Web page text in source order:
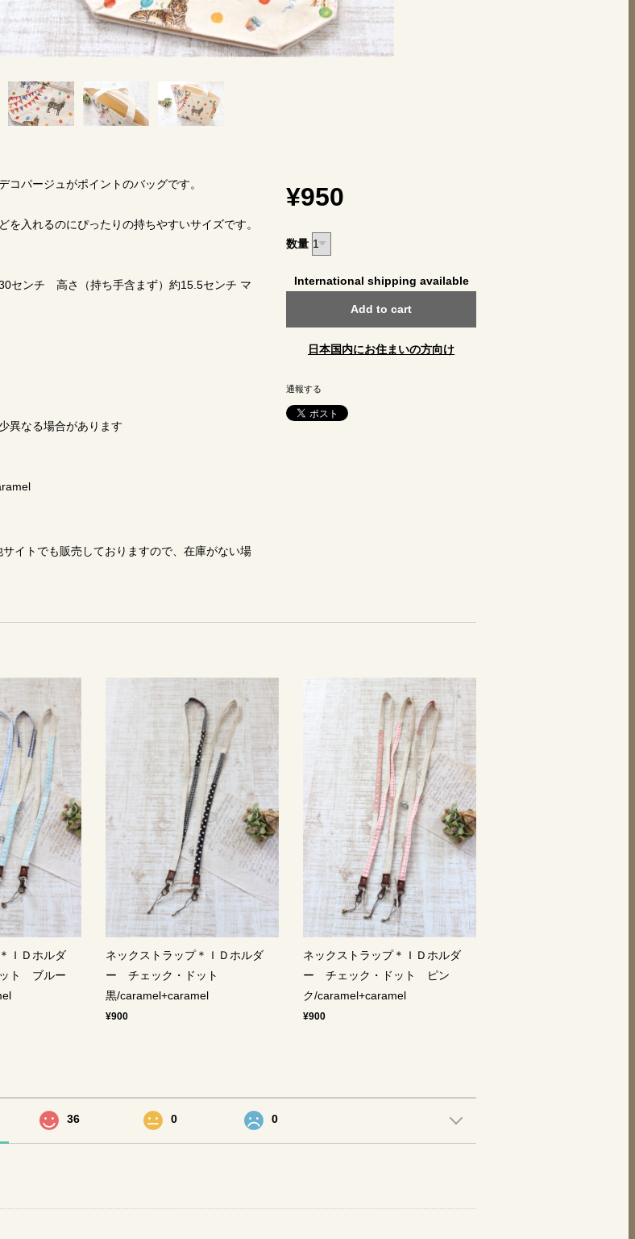
コパージュがポイントのバッグです。
を入れるのにぴったりの持ちやすいサイズです。
ンチ 高さ（持ち手含まず）約15.5センチ マ
異なる場合があります
イトでも販売しておりますので、在庫がない場
¥950
数量
International shipping available
Add to cart
日本国内にお住まいの方向け
通報する
ＩＤホルダ
ト ブルー
ネックストラップ＊ＩＤホルダ
ー チェック・ドット
黒/caramel+caramel
¥900
ネックストラップ＊ＩＤホルダ
ー チェック・ドット ピン
ク/caramel+caramel
¥900
36 0 0